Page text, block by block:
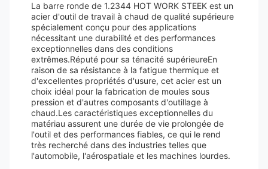
La barre ronde de 1.2344 HOT WORK STEEK est un
acier d'outil de travail à chaud de qualité supérieure
spécialement conçu pour des applications
nécessitant une durabilité et des performances
exceptionnelles dans des conditions
extrêmes.Réputé pour sa ténacité supérieureEn
raison de sa résistance à la fatigue thermique et
d'excellentes propriétés d'usure, cet acier est un
choix idéal pour la fabrication de moules sous
pression et d'autres composants d'outillage à
chaud.Les caractéristiques exceptionnelles du
matériau assurent une durée de vie prolongée de
l'outil et des performances fiables, ce qui le rend
très recherché dans des industries telles que
l'automobile, l'aérospatiale et les machines lourdes.